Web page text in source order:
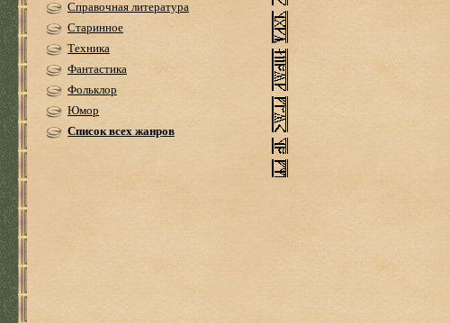
Справочная литература
Старинное
Техника
Фантастика
Фольклор
Юмор
Список всех жанров